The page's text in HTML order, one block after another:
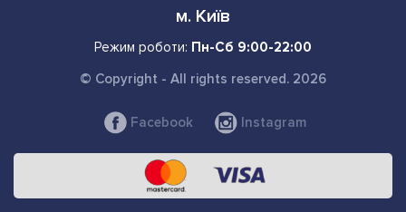
м. Київ
Режим роботи: Пн-Сб 9:00-22:00
© Copyright - All rights reserved. 2026
Facebook Instagram